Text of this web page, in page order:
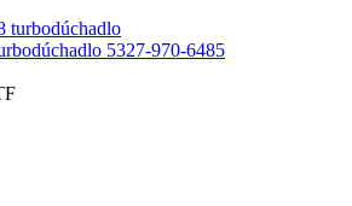
5327-970-6485